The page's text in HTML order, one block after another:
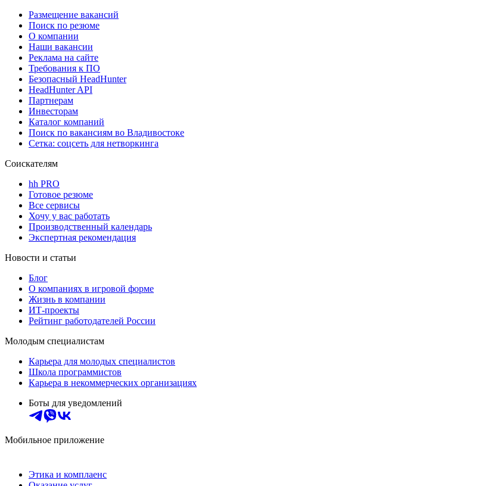
Размещение вакансий
Поиск по резюме
О компании
Наши вакансии
Реклама на сайте
Требования к ПО
Безопасный HeadHunter
HeadHunter API
Партнерам
Инвесторам
Каталог компаний
Поиск по вакансиям во Владивостоке
Сетка: соцсеть для нетворкинга
Соискателям
hh PRO
Готовое резюме
Все сервисы
Хочу у вас работать
Производственный календарь
Экспертная рекомендация
Новости и статьи
Блог
О компаниях в игровой форме
Жизнь в компании
ИТ-проекты
Рейтинг работодателей России
Молодым специалистам
Карьера для молодых специалистов
Школа программистов
Карьера в некоммерческих организациях
Боты для уведомлений
Мобильное приложение
Этика и комплаенс